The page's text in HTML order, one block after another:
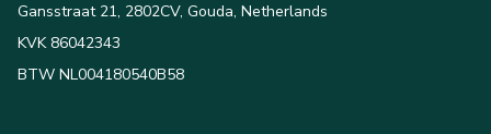
Gansstraat 21, 2802CV, Gouda, Netherlands
KVK 86042343
BTW NL004180540B58